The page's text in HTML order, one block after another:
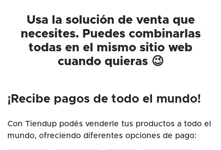
Usa la solución de venta que
necesites. Puedes combinarlas
todas en el mismo sitio web
cuando quieras 😉
¡Recibe pagos de todo el mundo!
Con Tiendup podés venderle tus productos a todo el
mundo, ofreciendo diferentes opciones de pago: